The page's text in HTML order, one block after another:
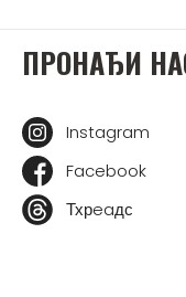
ПРOНAЂИ
Instagram
Facebook
Тхрeaдс